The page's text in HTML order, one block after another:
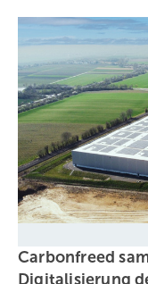
Carbonfreed
Digitalisierung